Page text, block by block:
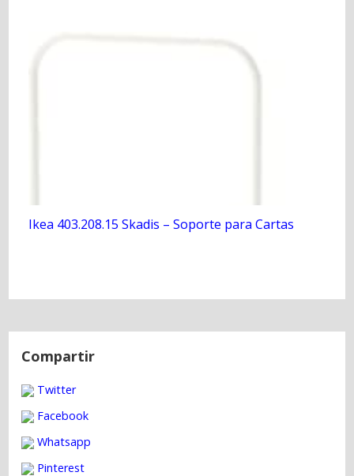
Ikea 403.208.15 Skadis – Soporte para Cartas
N
Compartir
Twitter
Facebook
Whatsapp
Pinterest